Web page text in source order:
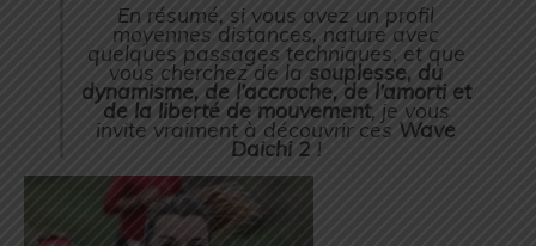
En résumé, si vous avez un profil
moyennes distances, nature avec
quelques passages techniques, et que
vous cherchez de la souplesse, du
dynamisme, de l’accroche, de l’amorti et
de la liberté de mouvement, je vous
invite vraiment à découvrir ces Wave
Daichi 2 !